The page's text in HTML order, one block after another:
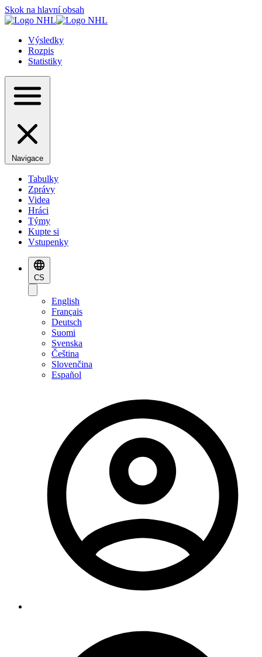
Skok na hlavní obsah
Výsledky
Rozpis
Statistiky
Navigace
Tabulky
Zprávy
Videa
Hráci
Týmy
Kupte si
Vstupenky
CS
English
Français
Deutsch
Suomi
Svenska
Čeština
Slovenčina
Español